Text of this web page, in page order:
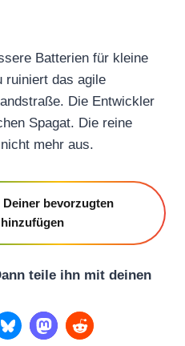
w
L
e
g
e
o
n
Batterien für kleine
ruiniert das agile
Die Entwickler
Spagat. Die reine
mehr aus.
bevorzugten
teile ihn mit deinen